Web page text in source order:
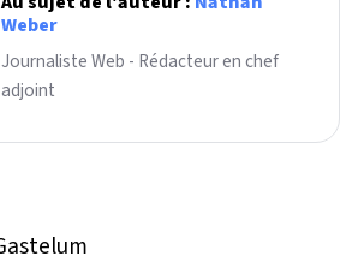
Weber
Journaliste Web - Rédacteur en chef
adjoint